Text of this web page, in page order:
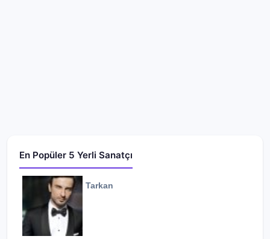
En Popüler 5 Yerli Sanatçı
Tarkan